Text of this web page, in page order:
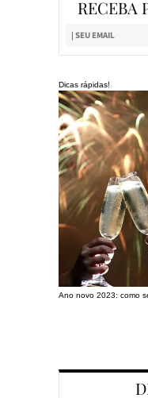
RECEBA
Dicas rápidas!
Ano novo 2023: como